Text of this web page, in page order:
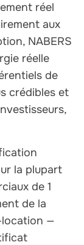
réel
aux
NABERS
réelle
de
crédibles et
la plupart
de 1
de la
location —